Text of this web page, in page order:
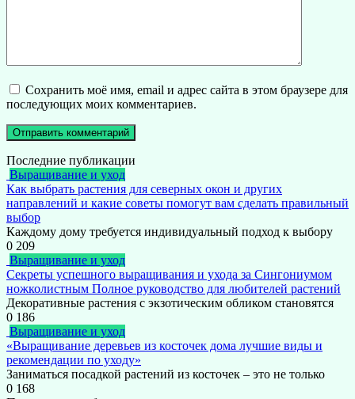
Сохранить моё имя, email и адрес сайта в этом браузере для
последующих моих комментариев.
Последние публикации
Выращивание и уход
Как выбрать растения для северных окон и других
направлений и какие советы помогут вам сделать правильный
выбор
Каждому дому требуется индивидуальный подход к выбору
0 209
Выращивание и уход
Секреты успешного выращивания и ухода за Сингониумом
ножколистным Полное руководство для любителей растений
Декоративные растения с экзотическим обликом становятся
0 186
Выращивание и уход
«Выращивание деревьев из косточек дома лучшие виды и
рекомендации по уходу»
Заниматься посадкой растений из косточек – это не только
0 168